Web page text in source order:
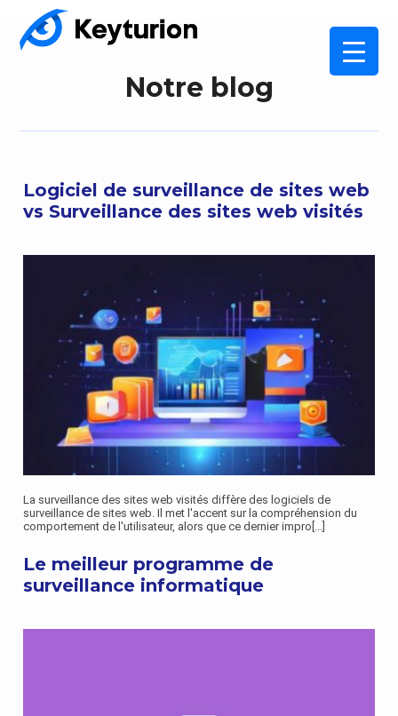
Notre blog
Logiciel de surveillance de sites web
vs Surveillance des sites web visités
La surveillance des sites web visités diffère des logiciels de
surveillance de sites web. Il met l'accent sur la compréhension du
comportement de l'utilisateur, alors que ce dernier impro [...]
Le meilleur programme de
surveillance informatique